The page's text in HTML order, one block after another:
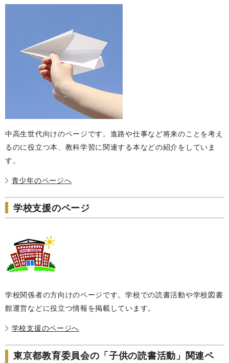
中高生世代向けのページです。進路や仕事など将来のことを考え
るのに役立つ本、教科学習に関連する本などの紹介をしていま
す。
青少年のページへ
学校支援のページ
学校関係者の方向けのページです。学校での読書活動や学校図書
館運営などに役立つ情報を掲載しています。
学校支援のページへ
東京都教育委員会の「子供の読書活動」関連ペ